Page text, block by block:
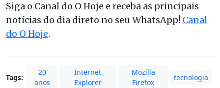
Siga o Canal do O Hoje e receba as principais
notícias do dia direto no seu WhatsApp! Canal
do O Hoje.
Tags:
20
anos
Internet
Explorer
Mozilla
Firefox
tecnologia